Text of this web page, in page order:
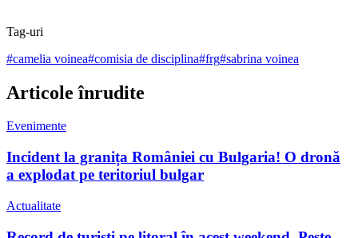
Tag-uri
#camelia voinea#comisia de disciplina#frg#sabrina voinea
Articole înrudite
Evenimente
Incident la granița României cu Bulgaria! O dronă
a explodat pe teritoriul bulgar
Actualitate